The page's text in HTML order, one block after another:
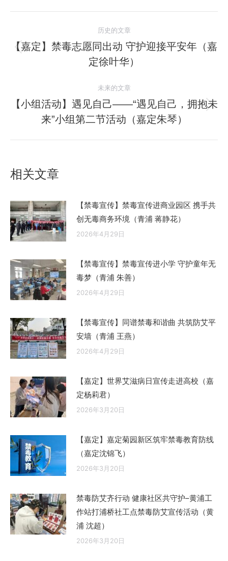
章
历史的文章
历
史
章：
【嘉定】禁毒志愿同出动 守护迎接平安年（嘉
定徐叶华）
未来的文章
来
的
【小组活动】遇见自己——“遇见自己，拥抱未
来”小组第二节活动（嘉定朱琴）
相关文章
【禁毒宣传】禁毒宣传进商业园区 携手共
创无毒商务环境（青浦 蒋静花）
2026年4月29日
【禁毒宣传】禁毒宣传进小学 守护童年无
毒梦（青浦 朱善）
2026年4月29日
【禁毒宣传】同谱禁毒和谐曲 共筑防艾平
安墙（青浦 王燕）
2026年4月29日
【嘉定】世界艾滋病日宣传走进高校（嘉
定杨莉君）
2026年3月20日
【嘉定】嘉定菊园新区筑牢禁毒教育防线
（嘉定沈锦飞）
2026年3月20日
禁毒防艾齐行动 健康社区共守护–黄浦工
作站打浦桥社工点禁毒防艾宣传活动（黄
浦 沈超）
2026年3月20日